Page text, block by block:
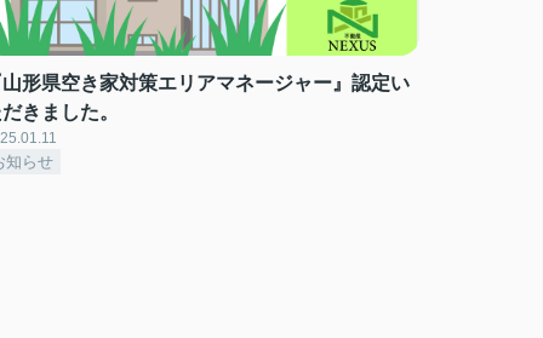
形県空き家対策エリアマネージャー』認定い
きました。
知らせ